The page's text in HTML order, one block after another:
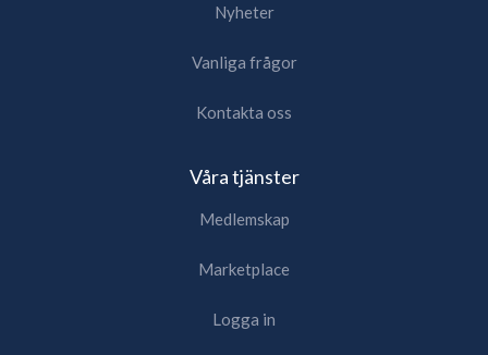
Nyheter
Vanliga frågor
Kontakta oss
Våra tjänster
Medlemskap
Marketplace
Logga in